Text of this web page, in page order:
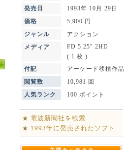
発売日
1993年 10月 29日
価格
5,900 円
ジャンル
アクション
メディア
FD 5.25" 2HD
( 1 枚 )
付記
アーケード移植作品
閲覧数
10,981 回
人気ランク
100 ポイント
★ 電波新聞社を検索
★ 1993年に発売されたソフト